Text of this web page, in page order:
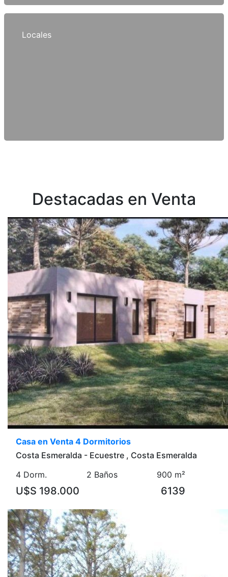
Locales
Destacadas en Venta
Casa en Venta 4 Dormitorios
Costa Esmeralda - Ecuestre , Costa Esmeralda
4 Dorm.
2 Baños 900 m²
U$S 198.000 6139